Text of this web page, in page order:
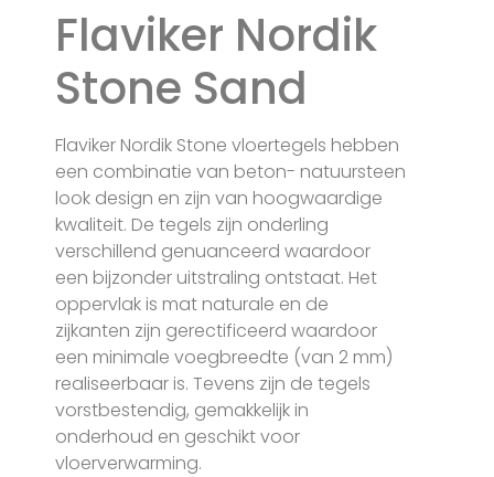
Flaviker Nordik
Stone Sand
Flaviker Nordik Stone vloertegels hebben
een combinatie van beton- natuursteen
look design en zijn van hoogwaardige
kwaliteit. De tegels zijn onderling
verschillend genuanceerd waardoor
een bijzonder uitstraling ontstaat. Het
oppervlak is mat naturale en de
zijkanten zijn gerectificeerd waardoor
een minimale voegbreedte (van 2 mm)
realiseerbaar is. Tevens zijn de tegels
vorstbestendig, gemakkelijk in
onderhoud en geschikt voor
vloerverwarming.